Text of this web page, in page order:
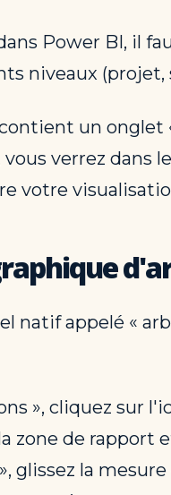
Power BI, il
niveaux
un
vous verrez
votre
natif appelé «
», cliquez sur
zone de
glissez la